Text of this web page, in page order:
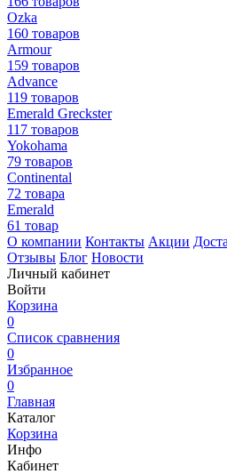
Ozka
160 товаров
Armour
159 товаров
Advance
119 товаров
Emerald Greckster
117 товаров
Yokohama
79 товаров
Continental
72 товара
Emerald
61 товар
О компании Контакты Акции
Отзывы Блог Новости
Личный кабинет
Войти
Корзина
0
Список сравнения
0
Избранное
0
Главная
Каталог
Корзина
Инфо
Кабинет